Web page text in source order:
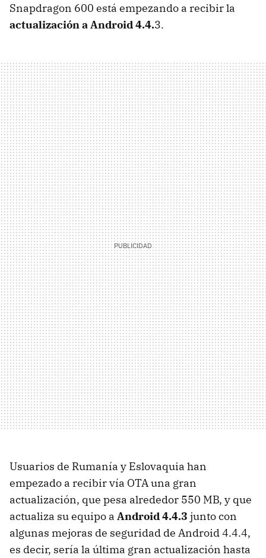
Snapdragon 600 está empezando a recibir la
actualización a Android 4.4.3.
Usuarios de Rumanía y Eslovaquia han
empezado a recibir vía OTA una gran
actualización, que pesa alrededor 550 MB, y que
actualiza su equipo a Android 4.4.3 junto con
algunas mejoras de seguridad de Android 4.4.4,
es decir, sería la última gran actualización hasta